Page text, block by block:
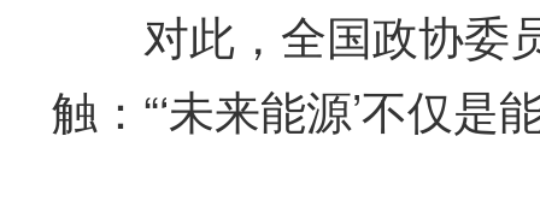
对此，全国政协委
触：“‘未来能源’不仅